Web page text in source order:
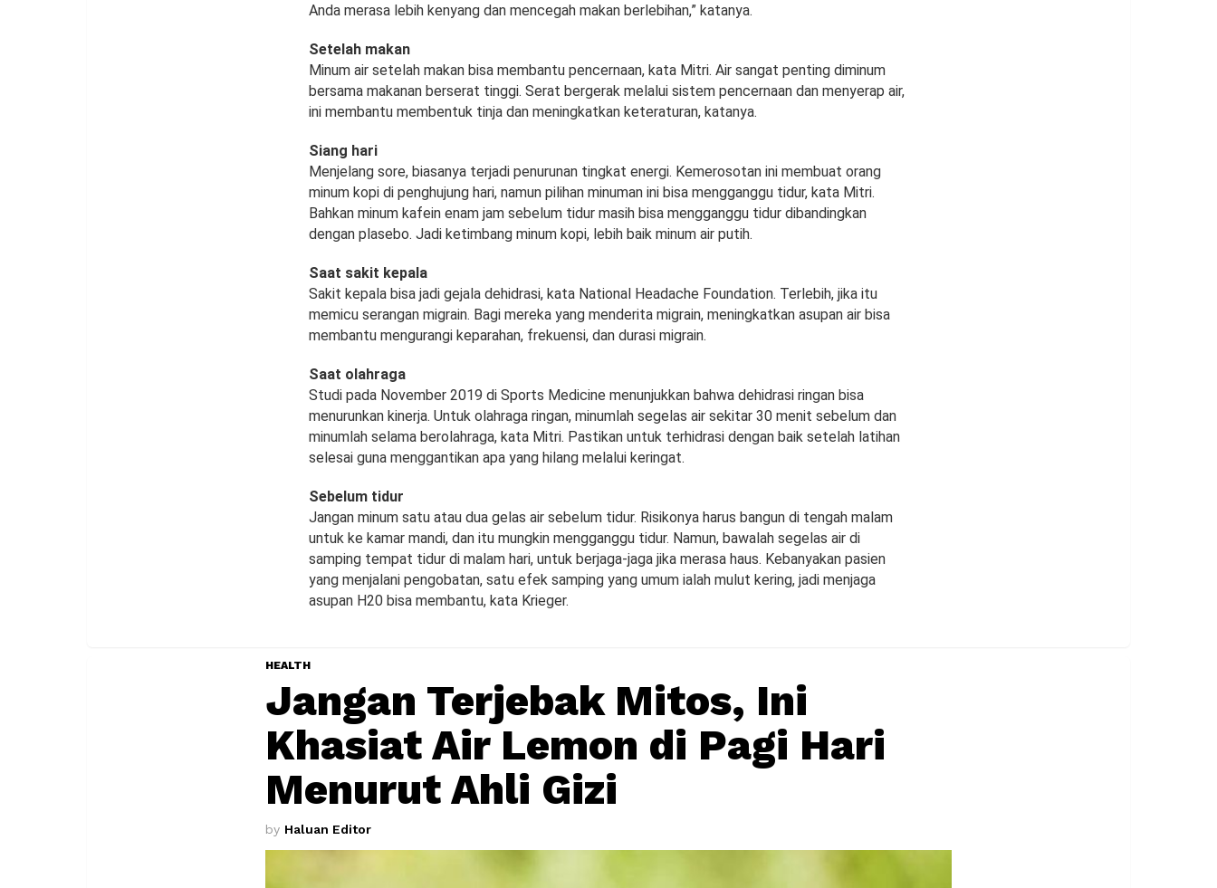
Anda merasa lebih kenyang dan mencegah makan berlebihan,” katanya.
Setelah makan
Minum air setelah makan bisa membantu pencernaan, kata Mitri. Air sangat penting diminum
bersama makanan berserat tinggi. Serat bergerak melalui sistem pencernaan dan menyerap air,
ini membantu membentuk tinja dan meningkatkan keteraturan, katanya.
Siang hari
Menjelang sore, biasanya terjadi penurunan tingkat energi. Kemerosotan ini membuat orang
minum kopi di penghujung hari, namun pilihan minuman ini bisa mengganggu tidur, kata Mitri.
Bahkan minum kafein enam jam sebelum tidur masih bisa mengganggu tidur dibandingkan
dengan plasebo. Jadi ketimbang minum kopi, lebih baik minum air putih.
Saat sakit kepala
Sakit kepala bisa jadi gejala dehidrasi, kata National Headache Foundation. Terlebih, jika itu
memicu serangan migrain. Bagi mereka yang menderita migrain, meningkatkan asupan air bisa
membantu mengurangi keparahan, frekuensi, dan durasi migrain.
Saat olahraga
Studi pada November 2019 di Sports Medicine menunjukkan bahwa dehidrasi ringan bisa
menurunkan kinerja. Untuk olahraga ringan, minumlah segelas air sekitar 30 menit sebelum dan
minumlah selama berolahraga, kata Mitri. Pastikan untuk terhidrasi dengan baik setelah latihan
selesai guna menggantikan apa yang hilang melalui keringat.
Sebelum tidur
Jangan minum satu atau dua gelas air sebelum tidur. Risikonya harus bangun di tengah malam
untuk ke kamar mandi, dan itu mungkin mengganggu tidur. Namun, bawalah segelas air di
samping tempat tidur di malam hari, untuk berjaga-jaga jika merasa haus. Kebanyakan pasien
yang menjalani pengobatan, satu efek samping yang umum ialah mulut kering, jadi menjaga
asupan H20 bisa membantu, kata Krieger.
HEALTH
Jangan Terjebak Mitos, Ini
Khasiat Air Lemon di Pagi Hari
Menurut Ahli Gizi
by Haluan Editor